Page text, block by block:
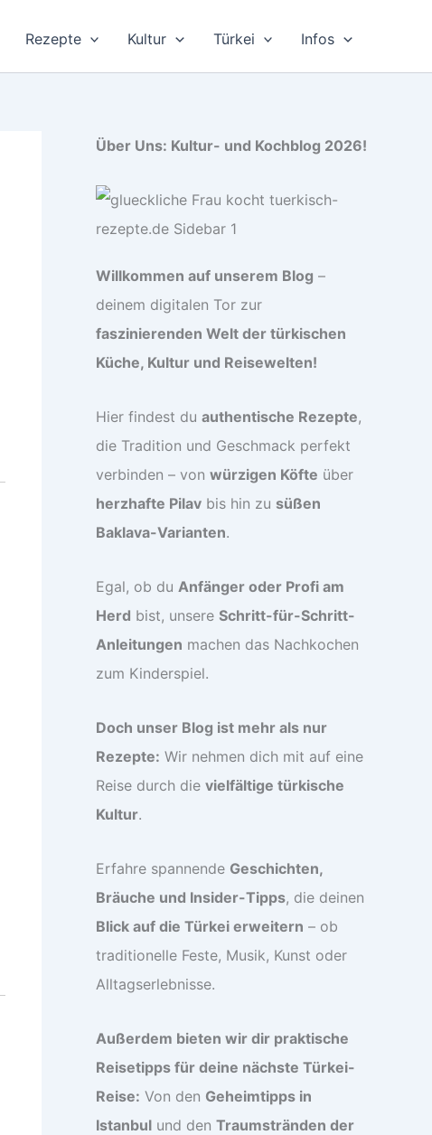
Rezepte Kultur Türkei Infos
Über Uns: Kultur- und Kochblog 2026!
Willkommen auf unserem Blog –
deinem digitalen Tor zur
faszinierenden Welt der türkischen
Küche, Kultur und Reisewelten!
Hier findest du authentische Rezepte,
die Tradition und Geschmack perfekt
verbinden – von würzigen Köfte über
herzhafte Pilav bis hin zu süßen
Baklava-Varianten.
Egal, ob du Anfänger oder Profi am
Herd bist, unsere Schritt-für-Schritt-
Anleitungen machen das Nachkochen
zum Kinderspiel.
Doch unser Blog ist mehr als nur
Rezepte: Wir nehmen dich mit auf eine
Reise durch die vielfältige türkische
Kultur.
Erfahre spannende Geschichten,
Bräuche und Insider-Tipps, die deinen
Blick auf die Türkei erweitern – ob
traditionelle Feste, Musik, Kunst oder
Alltagserlebnisse.
Außerdem bieten wir dir praktische
Reisetipps für deine nächste Türkei-
Reise: Von den Geheimtipps in
Istanbul und den Traumstränden der